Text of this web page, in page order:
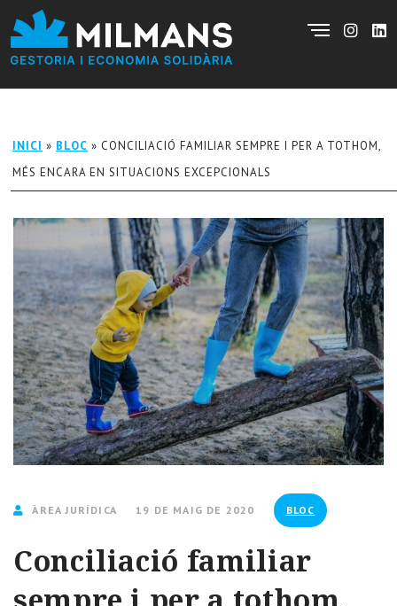
INICI » BLOC » CONCILIACIÓ FAMILIAR SEMPRE I PER A TOTHOM,
MÉS ENCARA EN SITUACIONS EXCEPCIONALS
ÀREA JURÍDICA 19 DE MAIG DE 2020 BLOC
Conciliació familiar